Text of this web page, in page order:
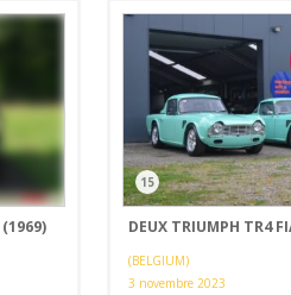
15
DEUX TRIUMPH TR4
(BELGIUM)
3 novembre 2023